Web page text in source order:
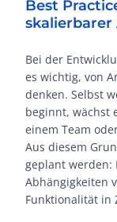
Best
skalierbarer
Bei der
es wichtig, von
denken. Selbst
beginnt, wächst
einem Team
Aus diesem
geplant werden:
Abhängigkeiten
Funktionalität in